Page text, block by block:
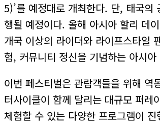
5)’를 예정대로 개최한다. 단, 태국
행될 예정이다. 올해 아시아 할리 데
개국 이상의 라이더와 라이프스타
험, 커뮤니티 정신을 기념하는 아시
이번 페스티벌은 관람객들을 위해
터사이클이 함께 달리는 대규모 퍼
체험할 수 있는 다양한 프로그램이